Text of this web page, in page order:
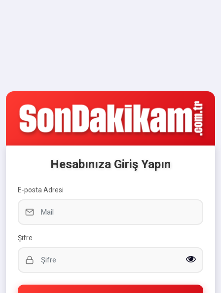
Hesabınıza Giriş Yapın
E-posta Adresi
Şifre